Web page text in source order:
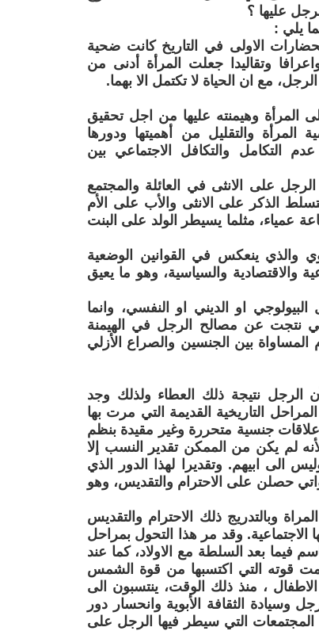
عليها ؟
يلي :
الاولى في التاريخ كانت ضحية
وتقاليدا جعلت المرأة أدنى من
مع ان الحياة لا تكتمل الا بهما.
المرأة وهيمنته عليها من اجل تحقيق
والتقليل من أهميتها ودورها
التكامل والتكافل الاجتماعي بين
على الانثى في العائلة والمجتمع
الذكر على الانثى والأب على الأم
عمياء، مثلما يسيطر الولد على البنت
والذي ينعكس في القوانين الوضعية
والاقتصادية والسياسية، وهو ما يعيق
او الديني او النفسي، وانما
نتجت عن مصالح الرجل في الهيمنة
بين الجنسين والصراع الأزلي
الرجل نتيجة ذلك العطاء ولذلك وجد
التاريخية القديمة التي مرت بها
جنسية متحررة وغير مقيدة بنظم
لم يكن من الممكن تقدير النسب إلا
الى ابيهم. وتقديرا لهذا الدور الذي
حصلن على الاحترام والتقديس، وهو
وبالتدريج ذلك الاحترام والتقديس
الاجتماعية. وقد مر هذا التحول بمراحل
فيما بعد السلطة مع الاولاد، كما عند
قوته التي اكتسبها من قوة الشمس
، منذ ذلك الوقت، ينتسبون الى
وسيادة الثقافة الأبوية وانحسار دور
التي سيطر فيها الرجل على